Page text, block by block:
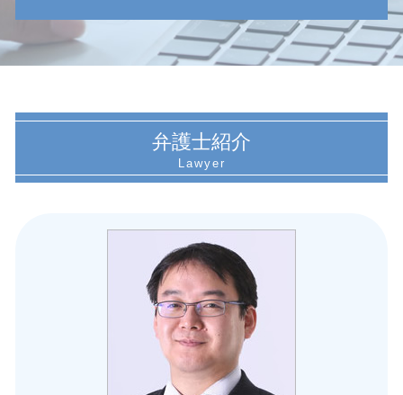
労働 訴える
管理監督者 要件
労務問題 対応
労働 裁判
パワハラ 労務問題
労働条件通知書 雇用契約書 違い
就業規則作成 弁護士
カスタマーハラスメント 訴える
名古屋市 労働組合 対応
名古屋市 労災事故
名古屋市 就業規則作成 弁護士
名古屋市 復職トラブル 弁護士
愛知県 労働 トラブル
愛知県 労働組合 対応
名古屋市 労務問題 法律事務所
名古屋市 普通解雇 相談
愛知県 労働審判 弁護士
愛知県 団体交渉 弁護士
愛知県 労務問題 弁護士
名古屋市 労働審判 弁護士
名古屋市 就業規則見直し
名古屋市 団体交渉 弁護士
弁護士紹介